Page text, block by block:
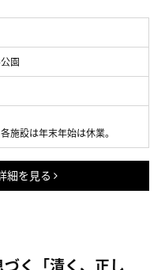
園
施設は年末年始は休業。
細を見る
く「清く、正し